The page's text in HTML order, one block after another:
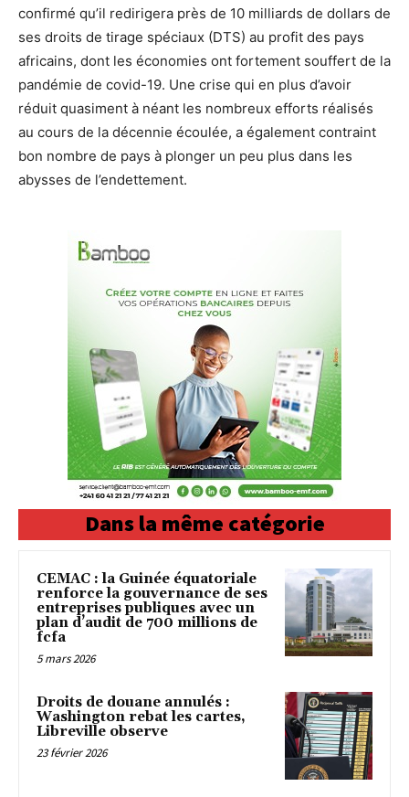
confirmé qu’il redirigera près de 10 milliards de dollars de
ses droits de tirage spéciaux (DTS) au profit des pays
africains, dont les économies ont fortement souffert de la
pandémie de covid-19. Une crise qui en plus d’avoir
réduit quasiment à néant les nombreux efforts réalisés
au cours de la décennie écoulée, a également contraint
bon nombre de pays à plonger un peu plus dans les
abysses de l’endettement.
Dans la même catégorie
CEMAC : la Guinée équatoriale
renforce la gouvernance de ses
entreprises publiques avec un
plan d’audit de 700 millions de
fcfa
5 mars 2026
Droits de douane annulés :
Washington rebat les cartes,
Libreville observe
23 février 2026